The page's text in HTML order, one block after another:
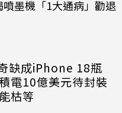
墨機「1大通病」勸退
缺成iPhone 18瓶
電10億美元待封裝
枯等